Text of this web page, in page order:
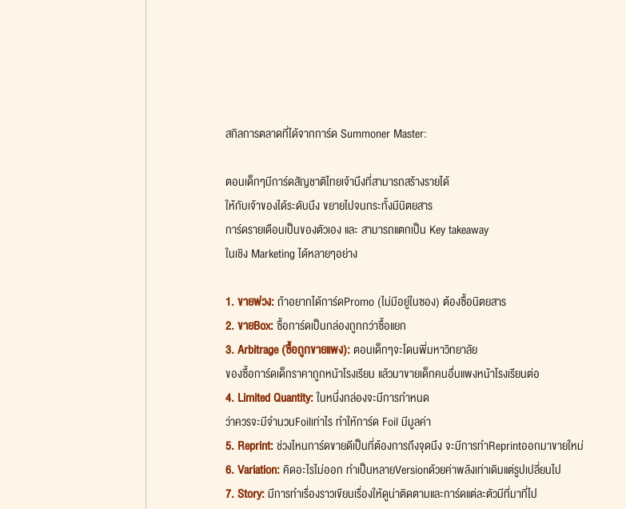
สกิลการตลาดที่ได้จากการ์ด Summoner Master:
ตอนเด็กๆมีการ์ดสัญชาติไทยเจ้านึงที่สามารถสร้างรายได้
ให้กับเจ้าของได้ระดับนึง ขยายไปจนกระทั้งมีนิตยสาร
การ์ดรายเดือนเป็นของตัวเอง และ สามารถแตกเป็น Key takeaway
ในเชิง Marketing ได้หลายๆอย่าง
1. ขายพ่วง: ถ้าอยากได้การ์ดPromo (ไม่มีอยู่ในซอง) ต้องซื้อนิตยสาร
2. ขายBox: ซื้อการ์ดเป็นกล่องถูกกว่าซื้อแยก
3. Arbitrage (ซื้อถูกขายแพง): ตอนเด็กๆจะโดนพี่มหาวิทยาลัย
ของซื้อการ์ดเด็กราคาถูกหน้าโรงเรียน แล้วมาขายเด็กคนอื่นแพงหน้าโรงเรียนต่อ
4. Limited Quantity: ในหนึ่งกล่องจะมีการกำหนด
ว่าควรจะมีจำนวนFoilเท่าไร ทำให้การ์ด Foil มีมูลค่า
5. Reprint: ช่วงไหนการ์ดขายดีเป็นที่ต้องการถึงจุดนึง จะมีการทำReprintออกมาขายใหม่
6. Variation: คิดอะไรไม่ออก ทำเป็นหลายVersionด้วยค่าพลังเท่าเดิมแต่รูปเปลี่ยนไป
7. Story: มีการทำเรื่องราวเขียนเรื่องให้ดูน่าติดตามและการ์ดแต่ละตัวมีที่มาที่ไป